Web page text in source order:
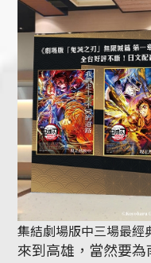
集結劇場版中三場最經
來到高雄，當然要